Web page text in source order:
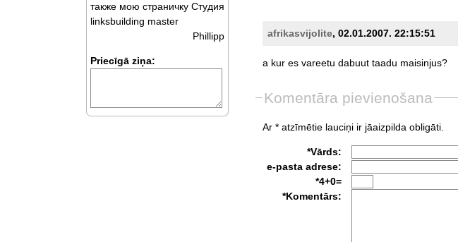
afrikasvijolite, 02.01.2007. 22:15:51
a kur es vareetu dabuut taadu maisinjus?
Komentāra pievienošana
Ar * atzīmētie lauciņi ir jāaizpilda obligāti.
*Vārds:
e-pasta adrese:
*4+0=
*Komentārs:
также мою страничку Студия
linksbuilding master
Phillipp
Priecīgā ziņa: